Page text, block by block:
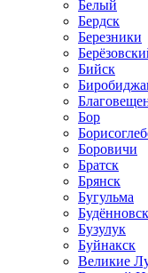
Белый
Бердск
Березники
Бийск
Бор
Боровичи
Братск
Брянск
Бугульма
Будённовск
Бузулук
Буйнакск
Великие